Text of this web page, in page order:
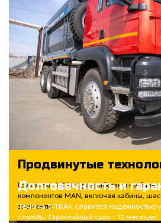
Продвинутые
Грузовики SITRAK разработаны на базе
компонентов MAN, включая кабины,
элементы
Долговечность и
Техника SITRAK славится надежностью
службы. Гарантийный срок - 12 месяцев.